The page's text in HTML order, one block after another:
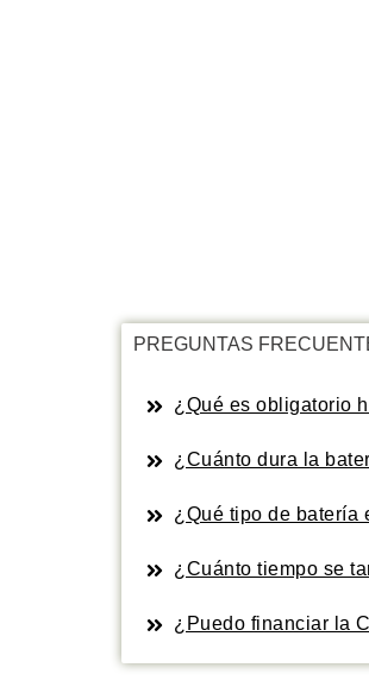
PREGUNTAS
¿Qué es obligatorio
¿Cuánto dura la
¿Qué tipo de batería
¿Cuánto tiempo se
¿Puedo financiar la